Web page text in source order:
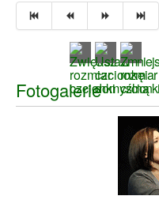
Fotogalerie